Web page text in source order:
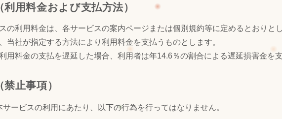
利用料金および支払方法）
の利用料金は、各サービスの案内ページまたは個別規約等に定めるとおりとし
当社が指定する方法により利用料金を支払うものとします。
用料金の支払を遅延した場合、利用者は年14.6％の割合による遅延損害金を
止事項）
ービスの利用にあたり、以下の行為を行ってはなりません。